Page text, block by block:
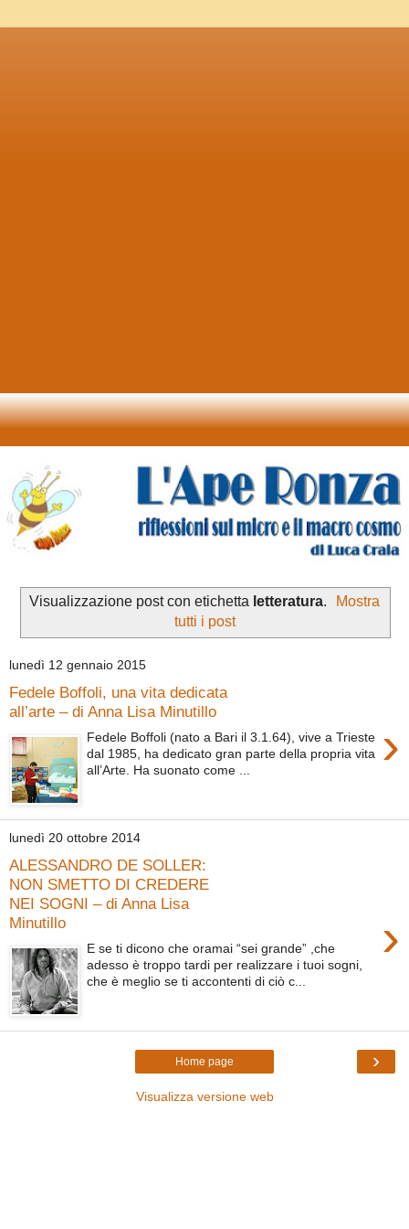
Visualizzazione post con etichetta letteratura.
Mostra
tutti i post
lunedì 12 gennaio 2015
Fedele Boffoli, una vita dedicata
all’arte – di Anna Lisa Minutillo
›
Fedele Boffoli (nato a Bari il 3.1.64), vive a Trieste
dal 1985, ha dedicato gran parte della propria vita
all’Arte. Ha suonato come ...
lunedì 20 ottobre 2014
ALESSANDRO DE SOLLER:
NON SMETTO DI CREDERE
NEI SOGNI – di Anna Lisa
Minutillo
›
E se ti dicono che oramai “sei grande” ,che
adesso è troppo tardi per realizzare i tuoi sogni,
che è meglio se ti accontenti di ciò c...
›
Home page
Visualizza versione web